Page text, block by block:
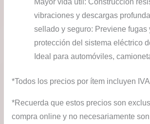
Mayor vida útil: Construcción
vibraciones y descargas
sellado y seguro: Previene fugas
protección del sistema eléctrico
Ideal para automóviles,
*Todos los precios por ítem incluyen IVA
*Recuerda que estos precios son
compra online y no necesariamente